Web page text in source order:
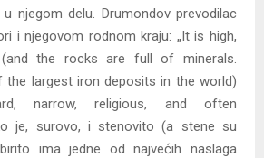
njegom delu. Drumondov prevodilac
i njegovom rodnom kraju: „It is high,
the rocks are full of minerals.
the largest iron deposits in the world)
narrow, religious, and often
je, surovo, i stenovito (a stene su
ima jedne od najvećih naslaga